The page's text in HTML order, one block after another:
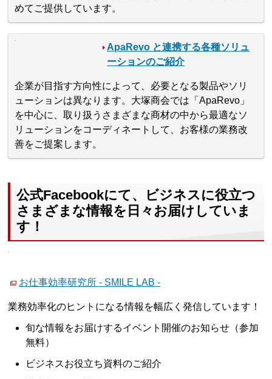
めてご提供しています。
ApaRevo と連携する各種ソリュ
ーションのご紹介
企業が目指す方向性によって、必要となる製品やソリ
ューションは異なります。大塚商会では「ApaRevo」
を中心に、取り扱うさまざまな商材の中から最適なソ
リューションをコーディネートして、お客様の業務改
善をご提案します。
公式Facebookにて、ビジネスに役立つ
さまざまな情報を日々お届けしていま
す！
お仕事効率研究所 - SMILE LAB -
業務効率化のヒントになる情報を幅広く発信しています！
旬な情報をお届けするイベント開催のお知らせ（参加
無料）
ビジネスお役立ち資料のご紹介